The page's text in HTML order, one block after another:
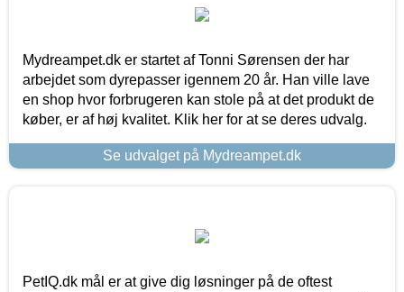
Mydreampet.dk er startet af Tonni Sørensen der har
arbejdet som dyrepasser igennem 20 år. Han ville lave
en shop hvor forbrugeren kan stole på at det produkt de
køber, er af høj kvalitet. Klik her for at se deres udvalg.
Se udvalget på Mydreampet.dk
PetIQ.dk mål er at give dig løsninger på de oftest